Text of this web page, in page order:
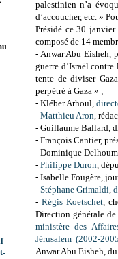
palestinien n’a
d’accoucher, etc. »
Présidé ce 30
composé de 14
- Anwar Abu Eisheh,
guerre d’Israël
tente de diviser
perpétré à Gaza » ;
- Kléber Arhoul,
- Matthieu Aron ,
- Guillaume Ballard,
- François Cantier,
- Dominique
- Philippe Duron ,
- Isabelle Fougère,
- Stéphane Grimaldi
-Régis Koetschet ,
Direction générale
ministère des
Jérusalem (2002-
Anwar Abu Eisheh,